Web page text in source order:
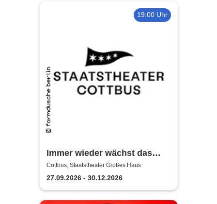
19:00 Uhr
Immer wieder wächst das
Gras - Staatstheater Cottbus
Cottbus, Staatstheater Großes Haus
27.09.2026 - 30.12.2026